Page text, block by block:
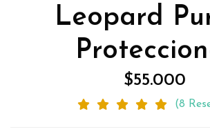
Leopard
$55.000
(8